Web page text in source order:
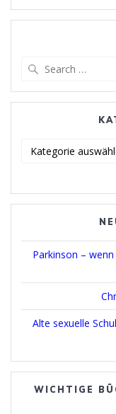
Parkinson –
Alte sexuelle
WICHTIGE